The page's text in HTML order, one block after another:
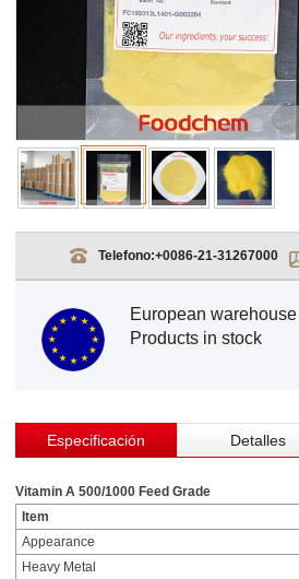
Telefono:+0086-21-31267000
European warehouse
Products in stock
Especificación Detalles
Vitamin A 500/1000 Feed Grade
Item
Appearance
Heavy Metal